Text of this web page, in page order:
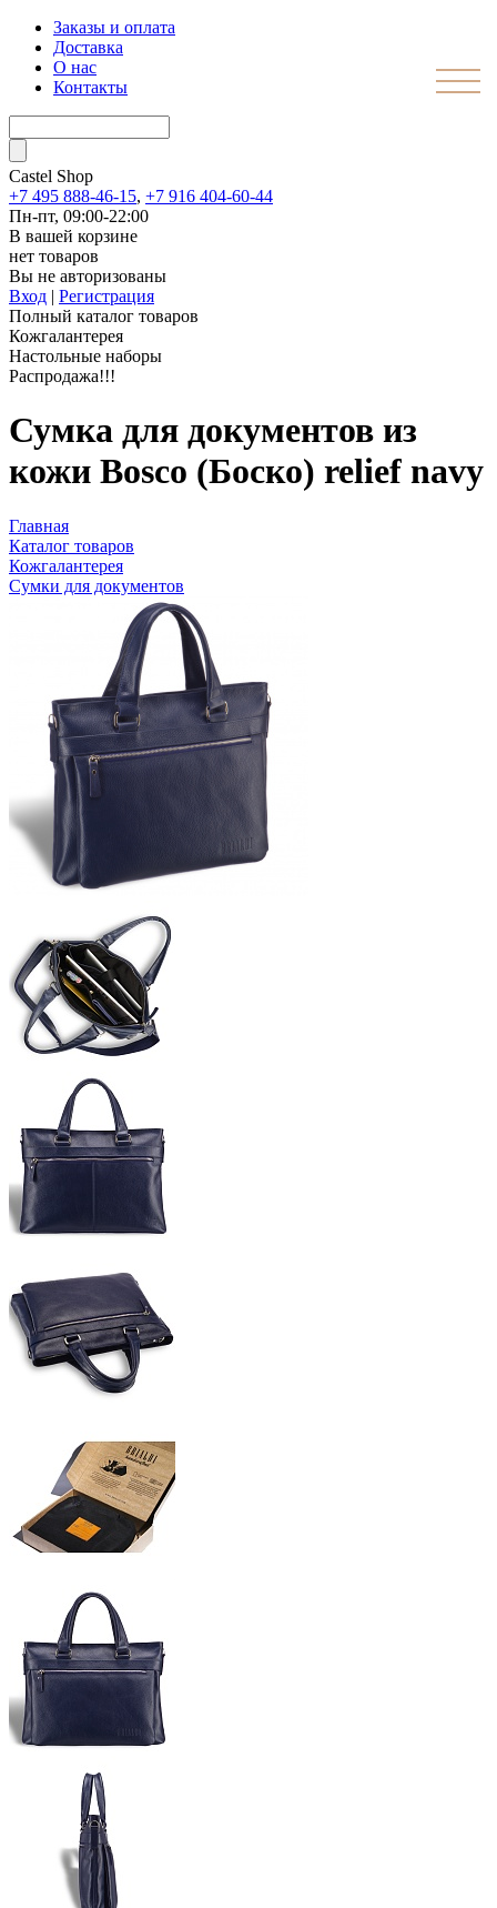
Заказы и оплата
Доставка
О нас
Контакты
Castel Shop
+7 495 888-46-15, +7 916 404-60-44
Пн-пт, 09:00-22:00
В вашей корзине
нет товаров
Вы не авторизованы
Вход | Регистрация
Полный каталог товаров
Кожгалантерея
Настольные наборы
Распродажа!!!
Сумка для документов из
кожи Bosco (Боско) relief navy
Главная
Каталог товаров
Кожгалантерея
Сумки для документов